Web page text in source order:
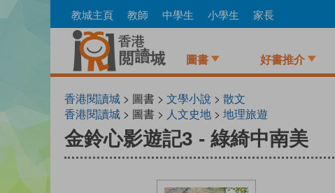
to
教城主頁 教師 中學生 小學生 家長
圖書 好書推介
香港閱讀城 > 圖書 > 文學小說 > 散文
香港閱讀城 > 圖書 > 人文史地 > 地理旅遊
金鈴心影遊記3 - 綠綺中南美